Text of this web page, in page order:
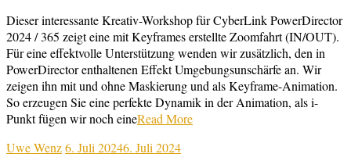
Dieser interessante Kreativ-Workshop für CyberLink PowerDirector
2024 / 365 zeigt eine mit Keyframes erstellte Zoomfahrt (IN/OUT).
Für eine effektvolle Unterstützung wenden wir zusätzlich, den in
PowerDirector enthaltenen Effekt Umgebungsunschärfe an. Wir
zeigen ihn mit und ohne Maskierung und als Keyframe-Animation.
So erzeugen Sie eine perfekte Dynamik in der Animation, als i-
Punkt fügen wir noch eineRead More
Uwe Wenz6. Juli 20246. Juli 2024